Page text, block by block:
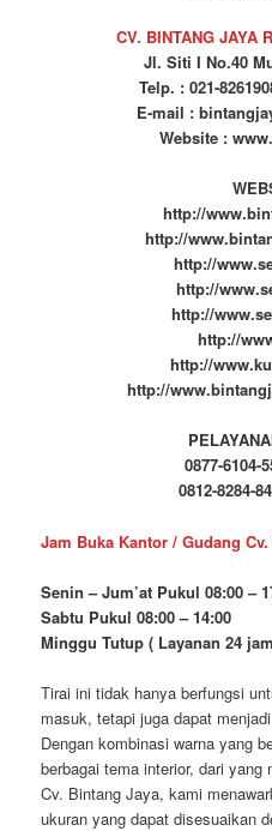
CV. BINTANG JAYA
Jl. Siti I No.40
Telp. : 021-
E-mail :
Website :
http://
http://
http://
http://
http://
http://
http://
http://
0877-6104-
0812-8284-
Jam Buka Kantor / Gudang
Senin – Jum’at Pukul 08:00 –
Sabtu Pukul 08:00 – 14:00
Minggu Tutup ( Layanan 24
Tirai ini tidak hanya berfungsi
masuk, tetapi juga dapat
Dengan kombinasi warna yang
berbagai tema interior, dari
Cv. Bintang Jaya, kami
ukuran yang dapat disesuaikan